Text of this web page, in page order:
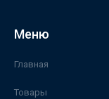
Меню
Главная
Товары